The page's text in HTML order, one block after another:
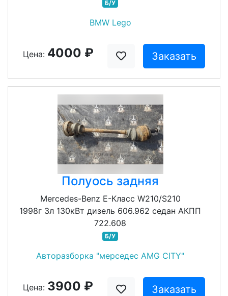
Б/У
BMW Lego
Цена: 4000 ₽ Заказать
Полуось задняя
Mercedes-Benz E-Класс W210/S210
1998г 3л 130кВт дизель 606.962 седан АКПП
722.608
Б/У
Авторазборка "мерседес AMG CITY"
Цена: 3900 ₽ Заказать